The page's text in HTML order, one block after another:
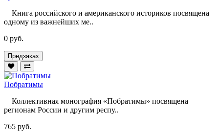
Книга российского и американского историков посвящена
одному из важнейших ме..
0 руб.
Предзаказ
Побратимы
Коллективная монография «Побратимы» посвящена
регионам России и другим респу..
765 руб.